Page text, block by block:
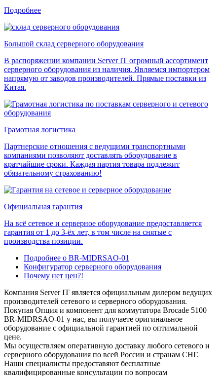
Подробнее
Большой склад серверного оборудования
В распоряжении компании Server IT огромный ассортимент
серверного оборудования из наличия. Являемся импортером
напрямую от заводов производителей. Прямые поставки из
Китая.
Грамотная логистика
Партнерские отношения с ведущими транспортными
компаниями позволяют доставлять оборудование в
кратчайшие сроки. Каждая партия товара подлежит
обязательному страхованию!
Официальная гарантия
На всё сетевое и серверное оборудование предоставляется
гарантия от 1 до 3-ёх лет, в том числе на снятые с
производства позиции.
Подробнее о BR-MIDRSAO-01
Конфигуратор серверного оборудования
Почему нет цен?!
Компания Server IT является официальным дилером ведущих
производителей сетевого и серверного оборудования.
Покупая Опция и компонент для коммутатора Brocade 5100
BR-MIDRSAO-01 у нас, вы получаете оригинальное
оборудование с официальной гарантией по оптимальной
цене.
Мы осуществляем оперативную доставку любого сетевого и
серверного оборудования по всей России и странам СНГ.
Наши специалисты предоставяют бесплатные
квалифицированные консультации по вопросам